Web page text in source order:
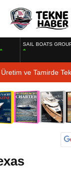
SAIL BOATS
ve Tamirde